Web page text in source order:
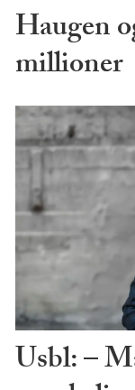
Haugen
millioner
Usbl: –